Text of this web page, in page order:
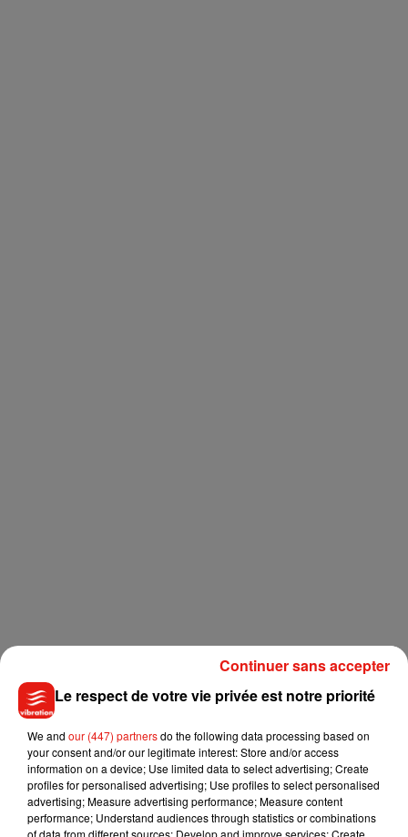
Le respect de votre vie privée est notre priorité
We and our (447) partnersdo the following data processing based on
your consent and/or our legitimate interest: Store and/or access
information on a device; Use limited data to select advertising; Create
profiles for personalised advertising; Use profiles to select personalised
advertising; Measure advertising performance; Measure content
performance; Understand audiences through statistics or combinations
of data from different sources; Develop and improve services; Create
Continuer sans accepter